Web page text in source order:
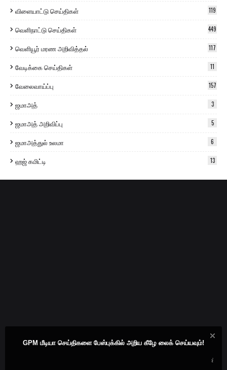
விளையாட்டு செய்திகள் 119
வெளிநாட்டு செய்திகள் 449
வெளியூர் மரண அறிவித்தல் 117
வேடிக்கை செய்திகள் 11
வேலைவாய்ப்பு 157
ஜமாஅத் 3
ஜமாஅத் அறிவிப்பு 5
ஜமாஅத்துல் உலமா 6
ஹஜ் கமிட்டி 13
GPM மீடியா செய்திகளை பேஸ்புக்கில் அறிய கீழே லைக் செய்யவும்!